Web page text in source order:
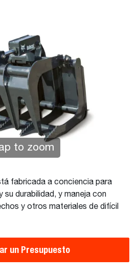
to zoom
fabricada a conciencia para
su durabilidad, y maneja con
y otros materiales de difícil
un Presupuesto